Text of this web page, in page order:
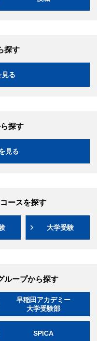
探す
見る
探す
見る
ースを探す
大学受験
ループから探す
早稲田アカデミー
大学受験部
SPICA